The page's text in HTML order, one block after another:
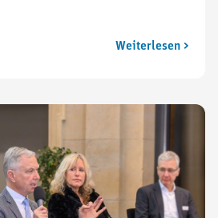
Weiterlesen >